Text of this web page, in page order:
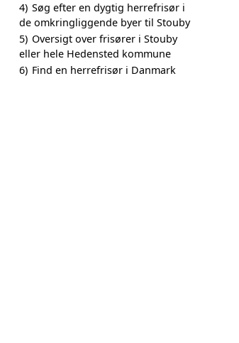
4) Søg efter en dygtig herrefrisør i
de omkringliggende byer til Stouby
5) Oversigt over frisører i Stouby
eller hele Hedensted kommune
6) Find en herrefrisør i Danmark